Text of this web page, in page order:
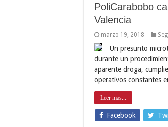
PoliCarabobo
Valencia
marzo 19, 2018
Un presunto
durante un
aparente droga,
operativos constantes
Leer mas...
Facebook